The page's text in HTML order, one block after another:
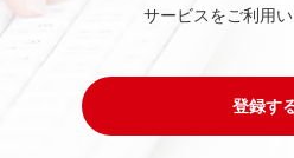
サービスをご利用い
登録す